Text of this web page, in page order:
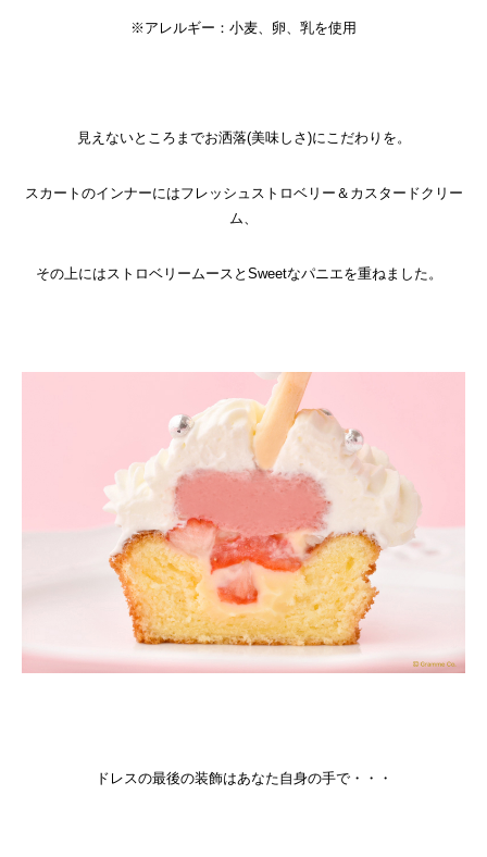
※アレルギー：小麦、卵、乳を使用
見えないところまでお洒落(美味しさ)にこだわりを。
スカートのインナーにはフレッシュストロベリー＆カスタードクリー
ム、
その上にはストロベリームースとSweetなパニエを重ねました。
ドレスの最後の装飾はあなた自身の手で・・・